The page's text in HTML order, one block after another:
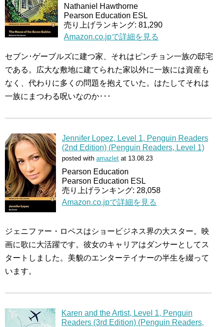
Nathaniel Hawthorne
Pearson Education ESL
売り上げランキング: 81,290
Amazon.co.jpで詳細を見る
セブン･ゲーブルズに建つ家、それはピンチョン一族の邸宅
である。広大な敷地に建てられた家以外に一族には資産も
なく、代わりに多くの問題を抱えていた。はたしてそれは
一族にまつわる呪いなのか･･･
Jennifer Lopez, Level 1, Penguin Readers
(2nd Edition) (Penguin Readers, Level 1)
posted with amazlet at 13.08.23
Pearson Education
Pearson Education ESL
売り上げランキング: 28,058
Amazon.co.jpで詳細を見る
ジェニファー・ロペスはショービジネス界の大スター。映
画に歌に大活躍です。彼女のキャリアはダンサーとしてス
タートしました。美貌のエンターテイナーの半生を綴って
います。
Karen and the Artist, Level 1, Penguin
Readers (3rd Edition) (Penguin Readers,